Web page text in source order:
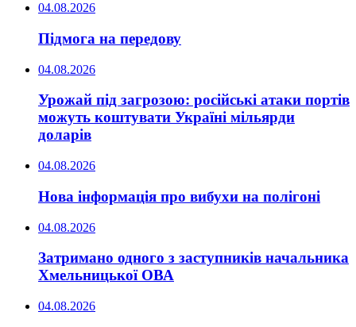
04.08.2026
Підмога на передову
04.08.2026
Урожай під загрозою: російські атаки портів
можуть коштувати Україні мільярди
доларів
04.08.2026
Нова інформація про вибухи на полігоні
04.08.2026
Затримано одного з заступників начальника
Хмельницької ОВА
04.08.2026